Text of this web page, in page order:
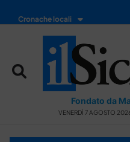
Cronache locali
Fondato da
VENERDÌ 7 AGOSTO